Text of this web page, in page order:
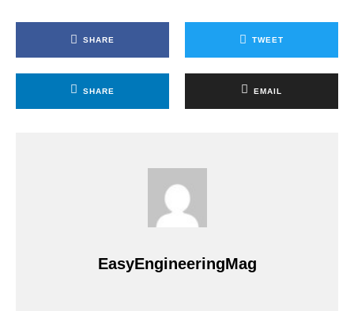
SHARE TWEET
SHARE EMAIL
EasyEngineeringMag